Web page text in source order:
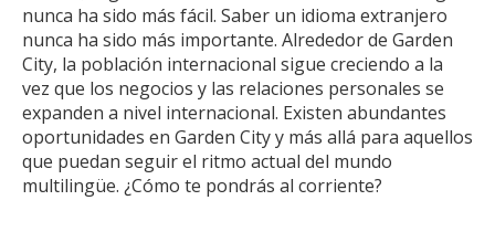
nunca ha sido más fácil. Saber un idioma extranjero
nunca ha sido más importante. Alrededor de Garden
City, la población internacional sigue creciendo a la
vez que los negocios y las relaciones personales se
expanden a nivel internacional. Existen abundantes
oportunidades en Garden City y más allá para aquellos
que puedan seguir el ritmo actual del mundo
multilingüe. ¿Cómo te pondrás al corriente?